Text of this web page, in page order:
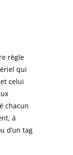
règle
qui
celui
chacun
à
d’un tag